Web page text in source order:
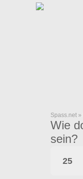
Spass.net »
Wie
sein?
25